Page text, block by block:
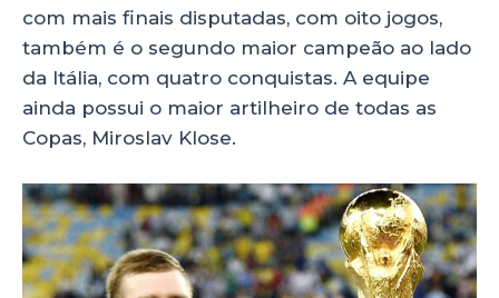
com mais finais disputadas, com oito jogos,
também é o segundo maior campeão ao lado
da Itália, com quatro conquistas. A equipe
ainda possui o maior artilheiro de todas as
Copas, Miroslav Klose.